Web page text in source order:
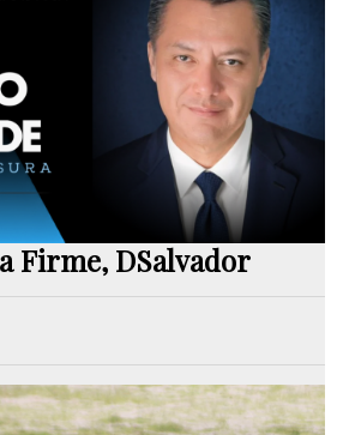
Firme, DSalvador